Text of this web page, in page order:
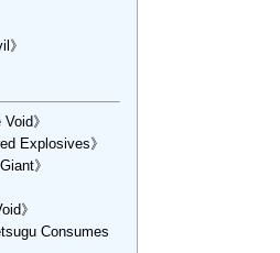
》
》
Explosives》
》
》
Consumes